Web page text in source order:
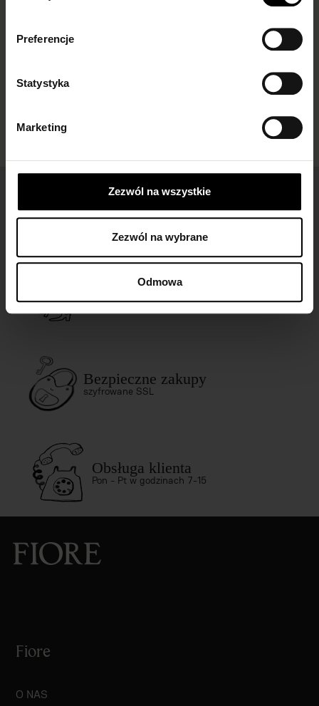
Preferencje
Statystyka
Marketing
Zezwól na wszystkie
Zezwól na wybrane
Odmowa
Podpowiadamy, jakie
damskich...
stylowo? Sprawdź nasze
Łatwe zwroty
dla wszystkich zamówień
Darmowa dostawa
dla zamówień od 149 zł
Bezpieczne zakupy
szyfrowane SSL
Obsługa klienta
Pon - Pt w godzinach 7-15
Fiore
O NAS